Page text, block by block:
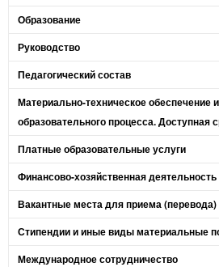
Образование
Руководство
Педагогический состав
Материально-техническое обеспечение
образовательного процесса. Доступная
Платные образовательные услуги
Финансово-хозяйственная деятельность
Вакантные места для приема
Стипендии и иные виды материальные
Международное сотрудничество